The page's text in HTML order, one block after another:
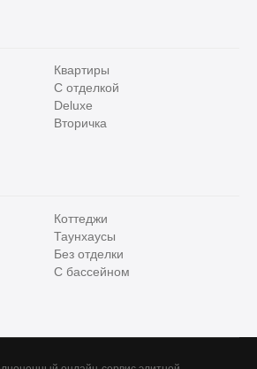
Квартиры
С отделкой
Deluxe
Вторичка
Коттеджи
Таунхаусы
Без отделки
С бассейном